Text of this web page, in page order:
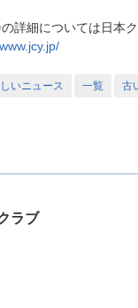
詳細については日本
いニュース 一覧 古
ラブ